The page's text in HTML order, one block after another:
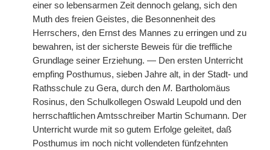
einer so lebensarmen Zeit dennoch gelang, sich den
Muth des freien Geistes, die Besonnenheit des
Herrschers, den Ernst des Mannes zu erringen und zu
bewahren, ist der sicherste Beweis für die treffliche
Grundlage seiner Erziehung. — Den ersten Unterricht
empfing Posthumus, sieben Jahre alt, in der Stadt- und
Rathsschule zu Gera, durch den M. Bartholomäus
Rosinus, den Schulkollegen Oswald Leupold und den
herrschaftlichen Amtsschreiber Martin Schumann. Der
Unterricht wurde mit so gutem Erfolge geleitet, daß
Posthumus im noch nicht vollendeten fünfzehnten